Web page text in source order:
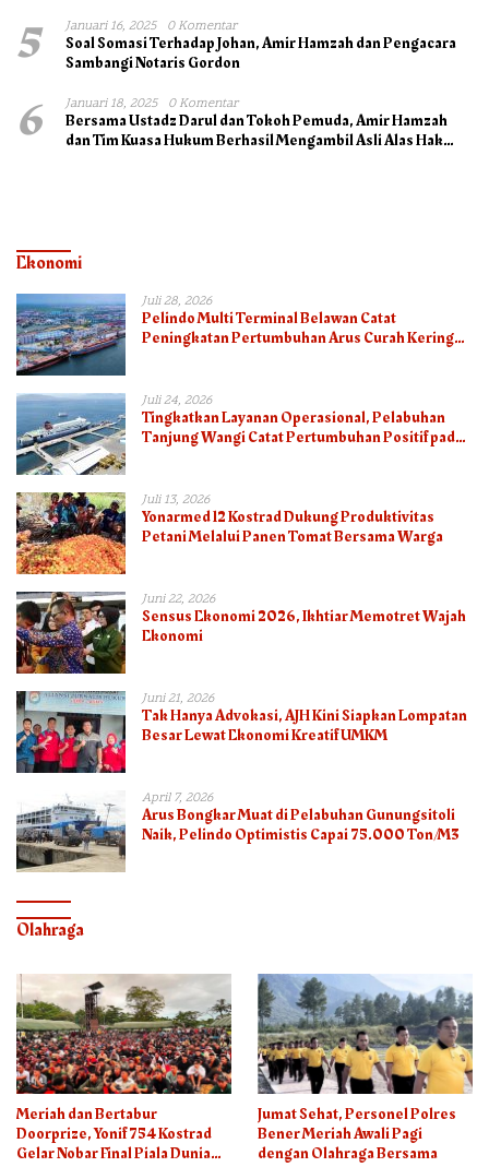
5 Januari 16, 2025 0 Komentar
Soal Somasi Terhadap Johan, Amir Hamzah dan Pengacara
Sambangi Notaris Gordon
6 Januari 18, 2025 0 Komentar
Bersama Ustadz Darul dan Tokoh Pemuda, Amir Hamzah
dan Tim Kuasa Hukum Berhasil Mengambil Asli Alas Hak
Ekonomi
Juli 28, 2026
Pelindo Multi Terminal Belawan Catat
Peningkatan Pertumbuhan Arus Curah Kering
Juli 24, 2026
Tingkatkan Layanan Operasional, Pelabuhan
Tanjung Wangi Catat Pertumbuhan Positif pada
Juli 13, 2026
Yonarmed 12 Kostrad Dukung Produktivitas
Petani Melalui Panen Tomat Bersama Warga
Juni 22, 2026
Sensus Ekonomi 2026, Ikhtiar Memotret Wajah
Ekonomi
Juni 21, 2026
Tak Hanya Advokasi, AJH Kini Siapkan Lompatan
Besar Lewat Ekonomi Kreatif UMKM
April 7, 2026
Arus Bongkar Muat di Pelabuhan Gunungsitoli
Naik, Pelindo Optimistis Capai 75.000 Ton/M3
Olahraga
Meriah dan Bertabur
Doorprize, Yonif 754 Kostrad
Gelar Nobar Final Piala Dunia
Jumat Sehat, Personel Polres
Bener Meriah Awali Pagi
dengan Olahraga Bersama